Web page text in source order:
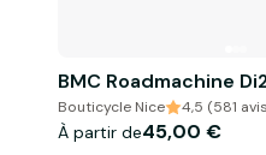
BMC Roadmachine
Bouticycle Nice 4,5 (581
À partir de45,00 €